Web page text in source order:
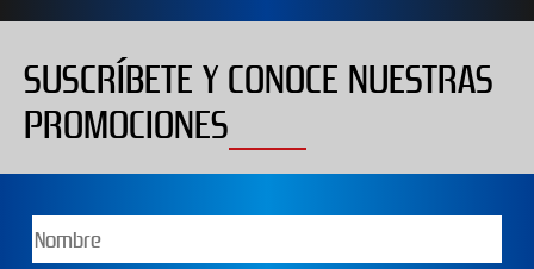
SUSCRÍBETE Y CONOCE NUESTRAS
PROMOCIONES